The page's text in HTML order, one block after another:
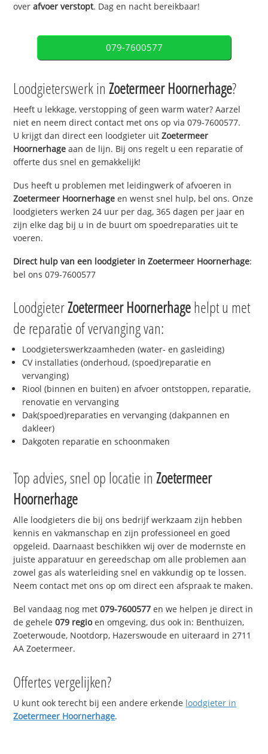
overafvoer verstopt. Dag en nacht bereikbaar!
079-7600577
Loodgieterswerk inZoetermeer Hoornerhage?
Heeft u lekkage, verstopping of geen warm water? Aarzel
niet en neem direct contact met ons op via 079-7600577.
U krijgt dan direct een loodgieter uitZoetermeer
Hoornerhage aan de lijn. Bij ons regelt u een reparatie of
offerte dus snel en gemakkelijk!
Dus heeft u problemen met leidingwerk of afvoeren in
Zoetermeer Hoornerhage en wenst snel hulp, bel ons. Onze
loodgieters werken 24 uur per dag, 365 dagen per jaar en
zijn elke dag bij u in de buurt om spoedreparaties uit te
voeren.
Direct hulp van een loodgieter inZoetermeer Hoornerhage:
bel ons 079-7600577
LoodgieterZoetermeer Hoornerhagehelpt u met
de reparatie of vervanging van:
Loodgieterswerkzaamheden (water- en gasleiding)
CV installaties (onderhoud, (spoed)reparatie en
vervanging)
Riool (binnen en buiten) en afvoer ontstoppen, reparatie,
renovatie en vervanging
Dak(spoed)reparaties en vervanging (dakpannen en
dakleer)
Dakgoten reparatie en schoonmaken
Top advies, snel op locatie inZoetermeer
Hoornerhage
Alle loodgieters die bij ons bedrijf werkzaam zijn hebben
kennis en vakmanschap en zijn professioneel en goed
opgeleid. Daarnaast beschikken wij over de modernste en
juiste apparatuur en gereedschap om alle problemen aan
zowel gas als waterleiding snel en vakkundig op te lossen.
Neem contact met ons op om direct een afspraak te maken.
Bel vandaag nog met079-7600577 en we helpen je direct in
de gehele079 regioen omgeving, dus ook in: Benthuizen,
Zoeterwoude, Nootdorp, Hazerswoude en uiteraard in 2711
AA Zoetermeer.
Offertes vergelijken?
U kunt ook terecht bij een andere erkende loodgieter in
Zoetermeer Hoornerhage.